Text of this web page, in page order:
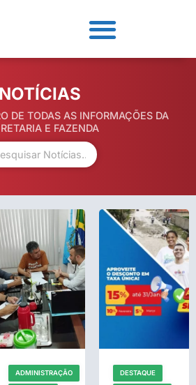
NOTÍCIAS
DE TODAS AS INFORMAÇÕES DA
E FAZENDA
ADMINISTRAÇÃO DESTAQUE